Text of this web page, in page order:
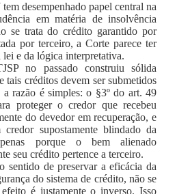
desempenhado papel central na
em matéria de insolvência
se trata do crédito garantido por
por terceiro, a Corte parece ter
lei e da lógica interpretativa.
no passado construiu sólida
tais créditos devem ser submetidos
razão é simples: o §3º do art. 49
proteger o credor que recebeu
do devedor em recuperação, e
supostamente blindado da
porque o bem alienado
seu crédito pertence a terceiro.
sentido de preservar a eficácia da
do sistema de crédito, não se
é justamente o inverso. Isso